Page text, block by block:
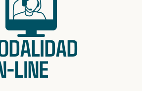
LINE